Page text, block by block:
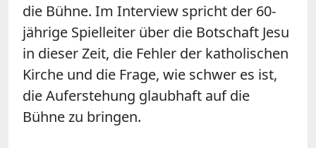
die Bühne. Im Interview spricht der 60-
jährige Spielleiter über die Botschaft Jesu
in dieser Zeit, die Fehler der katholischen
Kirche und die Frage, wie schwer es ist,
die Auferstehung glaubhaft auf die
Bühne zu bringen.